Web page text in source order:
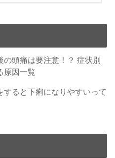
の頭痛は要注意！？ 症状別
原因一覧
すると下痢になりやすいって